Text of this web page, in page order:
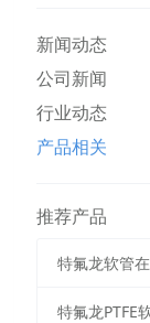
新闻动态
公司新闻
行业动态
产品相关
推荐产品
特氟龙软管
特氟龙PTFE